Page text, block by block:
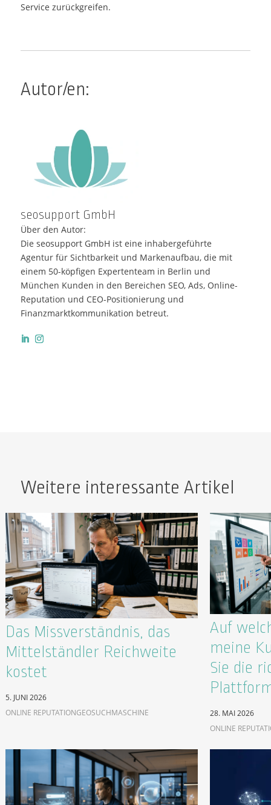
Service zurückgreifen.
Autor/en:
seosupport GmbH
Über den Autor:
Die seosupport GmbH ist eine inhabergeführte
Agentur für Sichtbarkeit und Markenaufbau, die mit
einem 50-köpfigen Expertenteam in Berlin und
München Kunden in den Bereichen SEO, Ads, Online-
Reputation und CEO-Positionierung und
Finanzmarktkommunikation betreut.
Weitere interessante Artikel
Das Missverständnis, das
Mittelständler Reichweite
kostet
5. JUNI 2026
ONLINE REPUTATIONGEOSUCHMASCHINE
Auf
meine
Sie die
28. MAI 2026
ONLINE